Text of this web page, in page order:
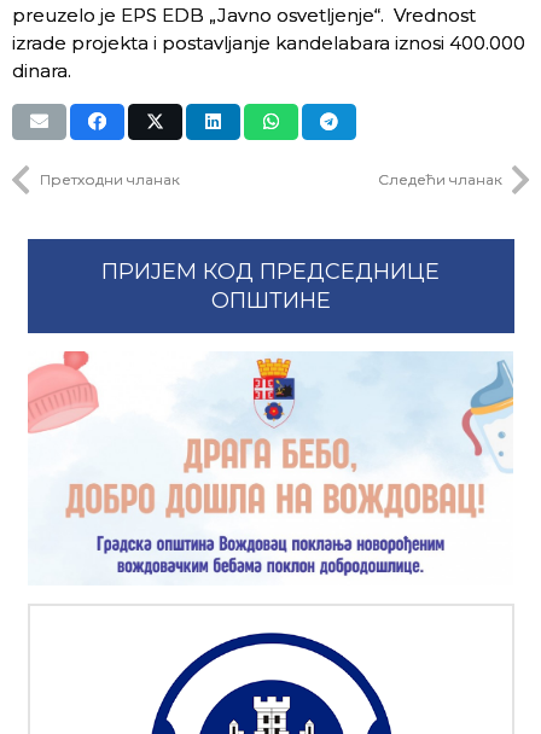
preuzelo je EPS EDB „Javno osvetljenje“. Vrednost
izrade projekta i postavljanje kandelabara iznosi 400.000
dinara.
Претходни чланак Следећи чланак
ПРИЈЕМ КОД ПРЕДСЕДНИЦЕ
ОПШТИНЕ